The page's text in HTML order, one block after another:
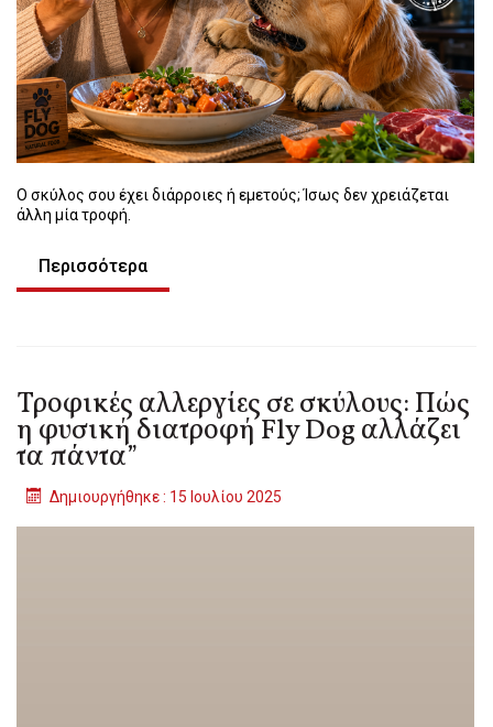
Ο σκύλος σου έχει διάρροιες ή εμετούς; Ίσως δεν χρειάζεται
άλλη μία τροφή.
Περισσότερα
Τροφικές αλλεργίες σε σκύλους: Πώς
η φυσική διατροφή Fly Dog αλλάζει
τα πάντα”
Δημιουργήθηκε : 15 Ιουλίου 2025